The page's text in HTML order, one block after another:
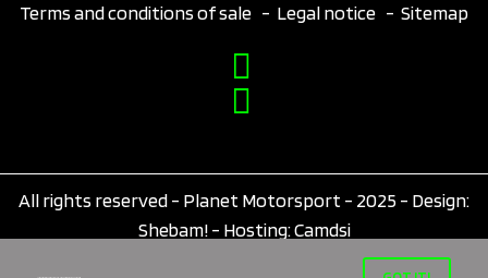
Terms and conditions of sale - Legal notice - Sitemap
All rights reserved - Planet Motorsport - 2025 - Design:
Shebam!- Hosting:Camdsi